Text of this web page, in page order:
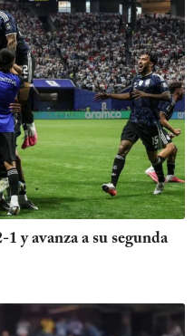
y avanza a su segunda